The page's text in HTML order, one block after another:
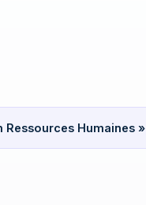
Humaines »